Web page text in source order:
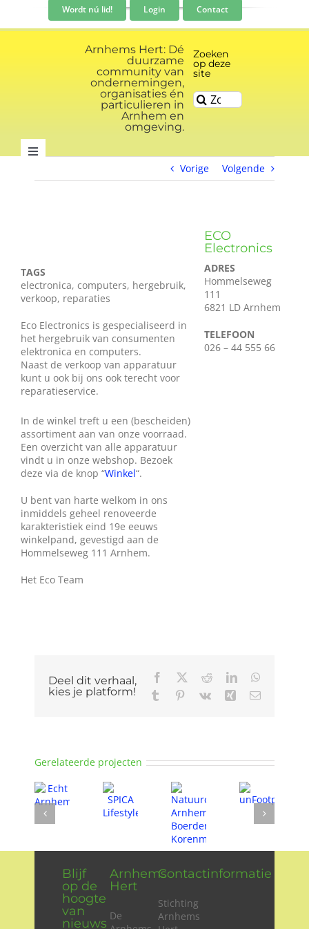
inhoud
Wordt nú lid! Login Contact
Arnhems Hert: Dé
duurzame
community van
ondernemingen,
organisaties én
particulieren in
Arnhem en
omgeving.
Zoeken
op deze
site
Zoeken
naar:
Toggle
Community
Evenementen kalender
Wie zijn wij?
Diensten en produkten
Vacatures
Vorige Volgende
TAGS
electronica, computers, hergebruik,
verkoop, reparaties
Eco Electronics is gespecialiseerd in
het hergebruik van consumenten
elektronica en computers.
Naast de verkoop van apparatuur
kunt u ook bij ons ook terecht voor
reparatieservice.
In de winkel treft u een (bescheiden)
assortiment aan van onze voorraad.
Een overzicht van alle apparatuur
vindt u in onze webshop. Bezoek
deze via de knop “Winkel“.
U bent van harte welkom in ons
inmiddels geheel renoveerde
karakteristiek eind 19e eeuws
winkelpand, gevestigd aan de
Hommelseweg 111 Arnhem.
Het Eco Team
ECO
Electronics
ADRES
Hommelseweg
111
6821 LD Arnhem
TELEFOON
026 – 44 555 66
Deel dit verhaal,
kies je platform!
Facebook RedditLinkedIn
Tumblr Pinterest
Vk Xing E-
Gerelateerde projecten
Blijf
op de
hoogte
van
nieuws
Arnhems
Hert
De
Contactinformatie
Stichting
Arnhems